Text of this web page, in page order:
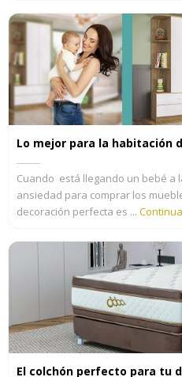
Lo mejor para la habitación
Cuando está llegando un bebé a
ansiedad para comprar los
decoración perfecta es ...
El colchón perfecto para tu